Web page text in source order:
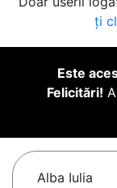
ți
Este
Felicitări!
Alba Iulia